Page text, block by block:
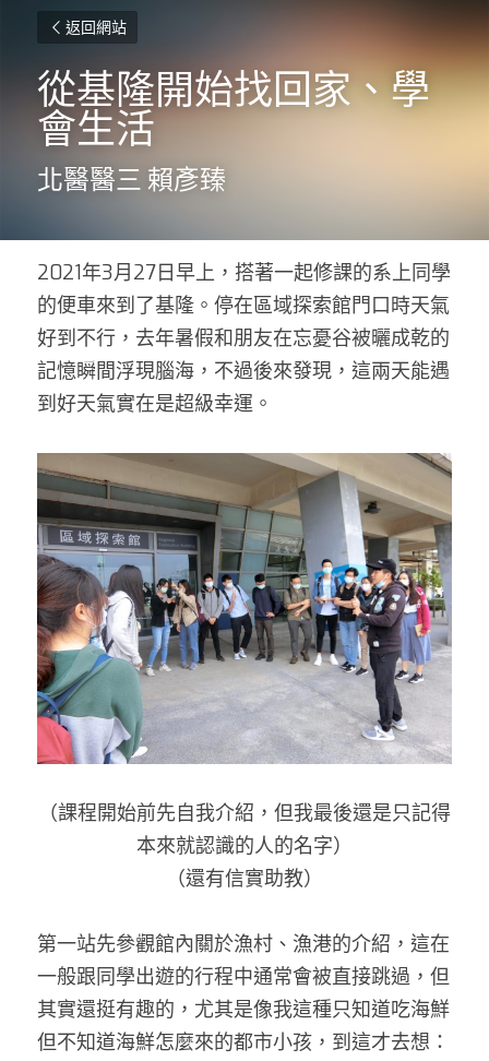
返回網站
從基隆開始找回家、學
會生活
北醫醫三 賴彥臻
2021年3月27日早上，搭著一起修課的系上同學
的便車來到了基隆。停在區域探索館門口時天氣
好到不行，去年暑假和朋友在忘憂谷被曬成乾的
記憶瞬間浮現腦海，不過後來發現，這兩天能遇
到好天氣實在是超級幸運。
（課程開始前先自我介紹，但我最後還是只記得
本來就認識的人的名字）
（還有信實助教）
第一站先參觀館內關於漁村、漁港的介紹，這在
一般跟同學出遊的行程中通常會被直接跳過，但
其實還挺有趣的，尤其是像我這種只知道吃海鮮
但不知道海鮮怎麼來的都市小孩，到這才去想：